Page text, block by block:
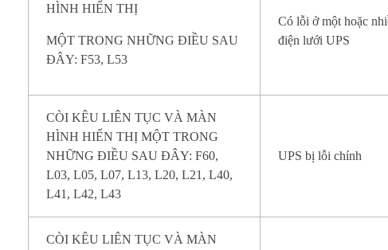
HÌNH HIỂN THỊ
MỘT TRONG NHỮNG ĐIỀU SAU
ĐÂY: F53, L53
Có lỗi ở một hoặc
điện lưới UPS
CÒI KÊU LIÊN TỤC VÀ MÀN
HÌNH HIỂN THỊ MỘT TRONG
NHỮNG ĐIỀU SAU ĐÂY: F60,
L03, L05, L07, L13, L20, L21, L40,
L41, L42, L43
UPS bị lỗi chính
CÒI KÊU LIÊN TỤC VÀ MÀN